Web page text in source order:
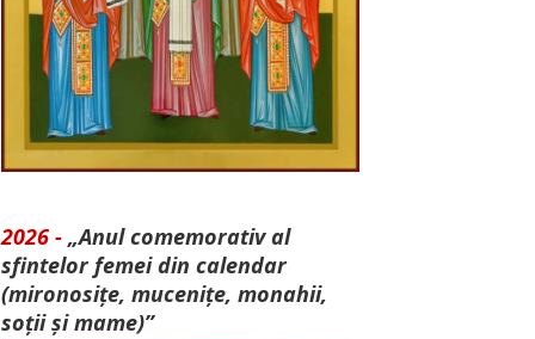
2026 - „Anul comemorativ al
sfintelor femei din calendar
(mironosițe, mu­cenițe, monahii,
soții și mame)”